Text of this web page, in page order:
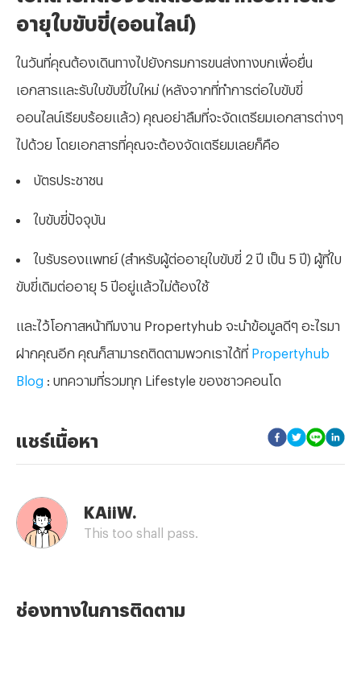
อายุใบขับขี่(ออนไลน์)
ในวันที่คุณต้องเดินทางไปยังกรมการขนส่งทางบกเพื่อยื่น
เอกสารและรับใบขับขี่ใบใหม่ (หลังจากที่ทำการต่อใบขับขี่
ออนไลน์เรียบร้อยแล้ว) คุณอย่าลืมที่จะจัดเตรียมเอกสารต่างๆ
ไปด้วย โดยเอกสารที่คุณจะต้องจัดเตรียมเลยก็คือ
บัตรประชาชน
ใบขับขี่ปัจจุบัน
ใบรับรองแพทย์ (สำหรับผู้ต่ออายุใบขับขี่ 2 ปี เป็น 5 ปี) ผู้ที่ใบ
ขับขี่เดิมต่ออายุ 5 ปีอยู่แล้วไม่ต้องใช้
และไว้โอกาสหน้าทีมงาน Propertyhub จะนำข้อมูลดีๆ อะไรมา
ฝากคุณอีก คุณก็สามารถติดตามพวกเราได้ที่ Propertyhub
Blog : บทความที่รวมทุก Lifestyle ของชาวคอนโด
แชร์เนื้อหา
KAiiW.
This too shall pass.
ช่องทางในการติดตาม